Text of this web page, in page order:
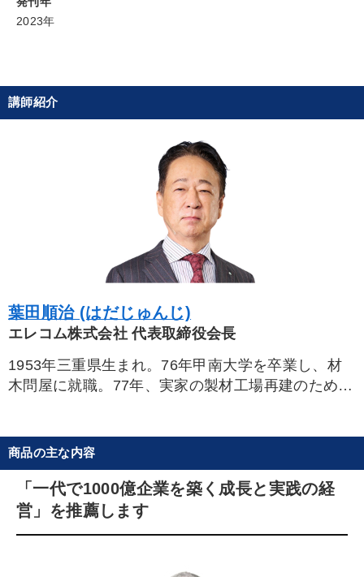
2023年
講師紹介
葉田順治 (はだじゅんじ)
エレコム株式会社 代表取締役会長
1953年三重県生まれ。76年甲南大学を卒業し、材
木問屋に就職。77年、実家の製材工場再建のため熊
経営者の講演を聴くことを習慣としており、現在も
最新の経営学を学び続けている。2006年にジャス
ダック、13年には東証一部（現・東証プライム）に
上場。パソコンブームの到来とともに企業規模を拡
ル分野にとどまらず、ヘルスケア・医療・放送・社
商品の主な内容
「一代で1000億企業を築く成長と実践の経
営」を推薦します